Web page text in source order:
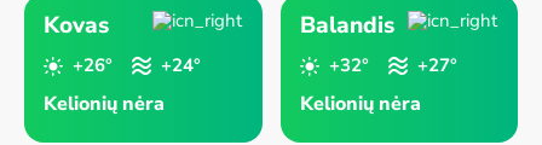
Kovas
+26° +24°
Kelionių nėra
Balandis
+32° +27°
Kelionių nėra